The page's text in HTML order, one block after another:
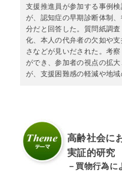
支援推進員が参加する事例
が、認知症の早期診断体制
分だと回答した。質問紙調
化、本人の代弁者の欠如や
さなどが見いだされた。考
ができ、参加者の視点の拡
が、支援困難感の軽減や地
高齢社会に
実証的研究
－買物行為